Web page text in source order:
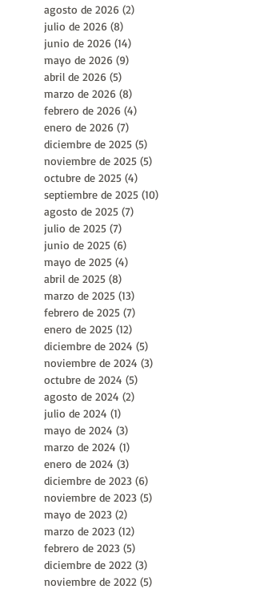
Archivo
agosto de 2026
julio de 2026 (8)8 entradas
junio de 2026 (14)14 entradas
mayo de 2026 (9)
abril de 2026 (5)5 entradas
marzo de 2026 (8)8 entradas
febrero de 2026 (4)4 entradas
enero de 2026 (7)7 entradas
diciembre de 2025
noviembre de 2025
octubre de 2025 (4)
septiembre de 2025
agosto de 2025
julio de 2025 (7)7 entradas
junio de 2025 (6)6 entradas
mayo de 2025 (4)4 entradas
abril de 2025 (8)8 entradas
marzo de 2025 (13)13 entradas
febrero de 2025 (7)7 entradas
enero de 2025 (12)12 entradas
diciembre de 2024
noviembre de 2024
octubre de 2024 (5)
agosto de 2024 (2)
julio de 2024 (1)1 entrada
mayo de 2024 (3)3 entradas
marzo de 2024 (1)
enero de 2024 (3)3 entradas
diciembre de 2023
noviembre de 2023 (5)
mayo de 2023 (2)2 entradas